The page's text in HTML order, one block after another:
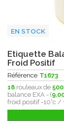
EN STOCK
Etiquette
Froid Positif
Référence T1673
18 rouleaux de 500
balance EXA - (
froid positif -10°c /